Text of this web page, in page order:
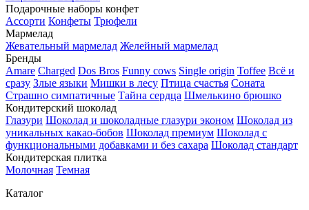
Подарочные наборы конфет
Ассорти Конфеты Трюфели
Мармелад
Жевательный мармелад Желейный мармелад
Бренды
Amare Charged Dos Bros Funny cows Single origin Toffee Всё и
сразу Злые языки Мишки в лесу Птица счастья Соната
Страшно симпатичные Тайна сердца Шмелькино брюшко
Кондитерский шоколад
Глазури Шоколад и шоколадные глазури эконом Шоколад из
уникальных какао-бобов Шоколад премиум Шоколад с
функциональными добавками и без сахара Шоколад стандарт
Кондитерская плитка
Молочная Темная
Каталог